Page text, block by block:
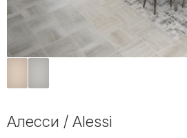
Алесси / Alessi